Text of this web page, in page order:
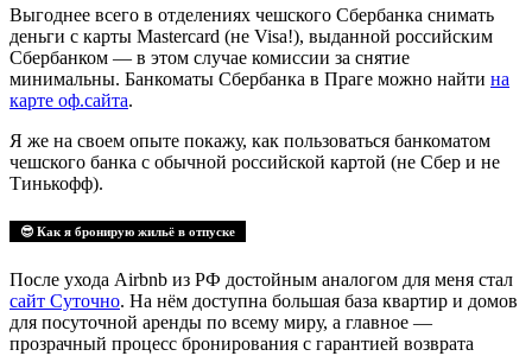
Выгоднее всего в отделениях чешского Сбербанка снимать
деньги с карты Mastercard (не Visa!), выданной российским
Сбербанком — в этом случае комиссии за снятие
минимальны. Банкоматы Сбербанка в Праге можно найти на
карте оф.сайта.
Я же на своем опыте покажу, как пользоваться банкоматом
чешского банка с обычной российской картой (не Сбер и не
Тинькофф).
😎 Как я бронирую жильё в отпуске
После ухода Airbnb из РФ достойным аналогом для меня стал
сайт Суточно. На нём доступна большая база квартир и домов
для посуточной аренды по всему миру, а главное —
прозрачный процесс бронирования с гарантией возврата